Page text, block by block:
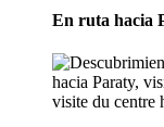
En ruta hacia